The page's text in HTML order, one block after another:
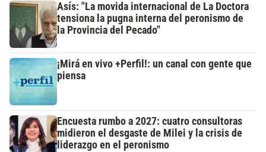
Asís: "La movida internacional de La Doctora
tensiona la pugna interna del peronismo de
la Provincia del Pecado"
¡Mirá en vivo +Perfil!: un canal con gente que
piensa
Encuesta rumbo a 2027: cuatro consultoras
midieron el desgaste de Milei y la crisis de
liderazgo en el peronismo